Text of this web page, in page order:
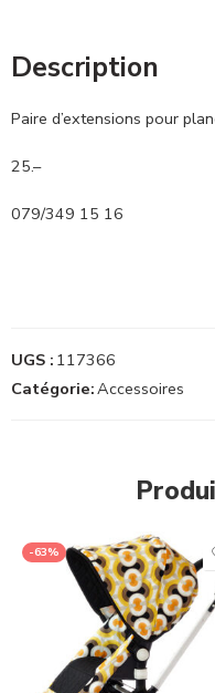
Description
Paire d’extensions pour
25.–
079/349 15 16
UGS : 117366
Catégorie:Accessoires
-63%